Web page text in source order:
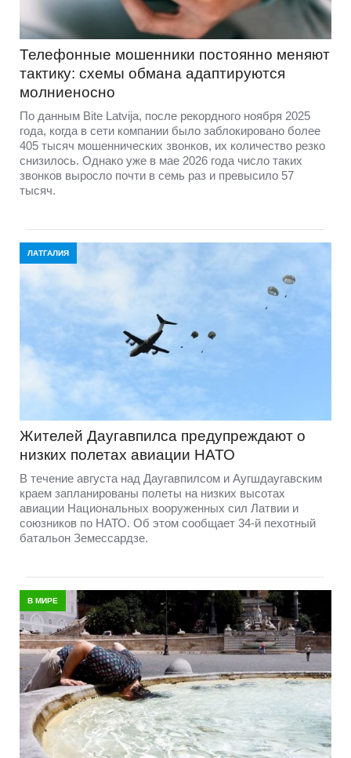
Телефонные мошенники постоянно меняют
тактику: схемы обмана адаптируются
молниеносно
По данным Bite Latvija, после рекордного ноября 2025
года, когда в сети компании было заблокировано более
405 тысяч мошеннических звонков, их количество резко
снизилось. Однако уже в мае 2026 года число таких
звонков выросло почти в семь раз и превысило 57
тысяч.
ЛАТГАЛИЯ
Жителей Даугавпилса предупреждают о
низких полетах авиации НАТО
В течение августа над Даугавпилсом и Аугшдаугавским
краем запланированы полеты на низких высотах
авиации Национальных вооруженных сил Латвии и
союзников по НАТО. Об этом сообщает 34-й пехотный
батальон Земессардзе.
В МИРЕ